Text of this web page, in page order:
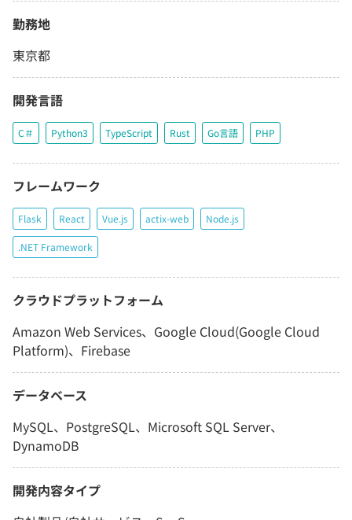
勤務地
東京都
開発言語
C＃ Python3 TypeScript Rust Go言語 PHP
フレームワーク
Flask React Vue.js actix-web Node.js
.NET Framework
クラウドプラットフォーム
Amazon Web Services、Google Cloud(Google Cloud
Platform)、Firebase
データベース
MySQL、PostgreSQL、Microsoft SQL Server、
DynamoDB
開発内容タイプ